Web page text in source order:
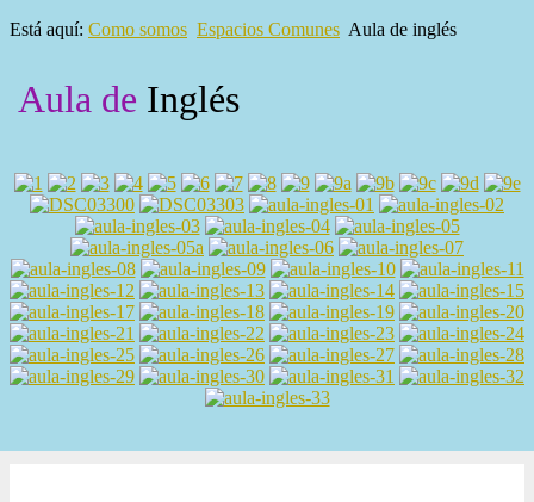
Está aquí: Como somos Espacios Comunes Aula de inglés
Aula de Inglés